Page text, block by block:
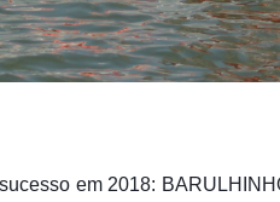
em 2018: